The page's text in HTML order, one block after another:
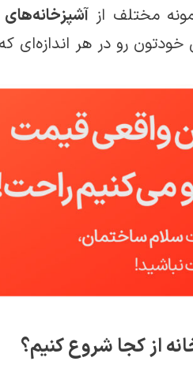
مختلف از
خودتون رو در هر
از کجا شروع کنیم؟